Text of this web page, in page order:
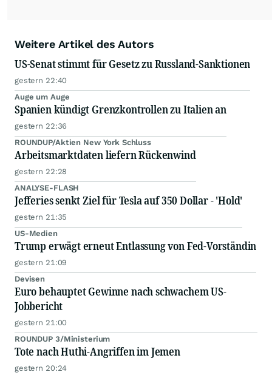
Weitere Artikel des Autors
US-Senat stimmt für Gesetz zu Russland-Sanktionen
gestern 22:40
Auge um Auge
Spanien kündigt Grenzkontrollen zu Italien an
gestern 22:36
ROUNDUP/Aktien New York Schluss
Arbeitsmarktdaten liefern Rückenwind
gestern 22:28
ANALYSE-FLASH
Jefferies senkt Ziel für Tesla auf 350 Dollar - 'Hold'
gestern 21:35
US-Medien
Trump erwägt erneut Entlassung von Fed-Vorständin
gestern 21:09
Devisen
Euro behauptet Gewinne nach schwachem US-
Jobbericht
gestern 21:00
ROUNDUP 3/Ministerium
Tote nach Huthi-Angriffen im Jemen
gestern 20:24